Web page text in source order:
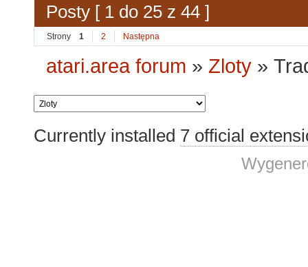
Posty [ 1 do 25 z 44 ]
Strony 1 2 Następna
atari.area forum » Zloty »
Currently installed 7 official